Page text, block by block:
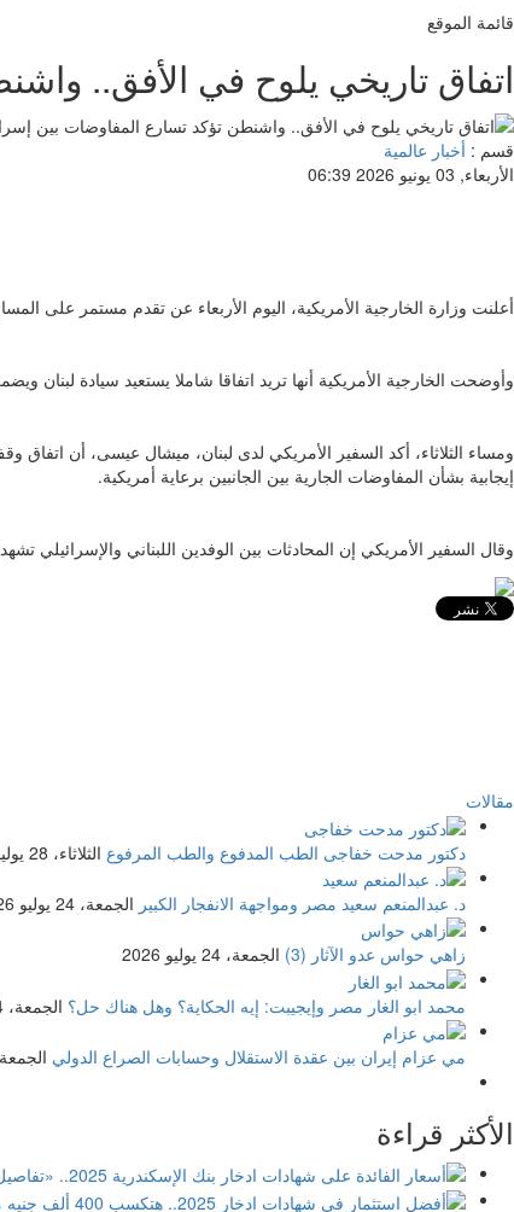
قائمة الموقع
اتفاق تاريخي يلوح في الأفق..
قسم : أخبار عالمية
الأربعاء, 03 يونيو 2026 06:39
أعلنت وزارة الخارجية الأمريكية، اليوم الأربعاء عن تقدم مستمر على
وأوضحت الخارجية الأمريكية أنها تريد اتفاقا شاملا يستعيد سيادة لبنان
ومساء الثلاثاء، أكد السفير الأمريكي لدى لبنان، ميشال عيسى، أن اتفاق
إيجابية بشأن المفاوضات الجارية بين الجانبين برعاية أمريكية.
وقال السفير الأمريكي إن المحادثات بين الوفدين اللبناني والإسرائيلي
مقالات
دكتور مدحت خفاجى الطب المدفوع والطب المرفوع الثلاثاء، 28 يوليو 2026
د. عبدالمنعم سعيد مصر ومواجهة الانفجار الكبير الجمعة، 24 يوليو 2026
زاهي حواس عدو الآثار (3) الجمعة، 24 يوليو 2026
محمد ابو الغار مصر وإيجيبت: إيه الحكاية؟ وهل هناك حل؟ الجمعة، 24 يوليو 2026
مي عزام إيران بين عقدة الاستقلال وحسابات الصراع الدولي الجمعة، 24 يوليو
الأكثر قراءة